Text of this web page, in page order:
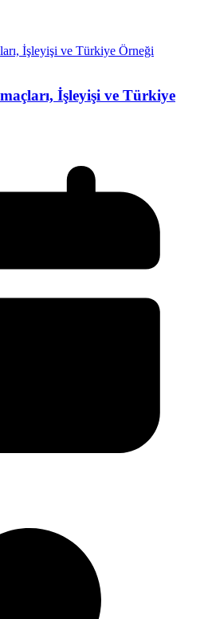
İşleyişi ve Türkiye